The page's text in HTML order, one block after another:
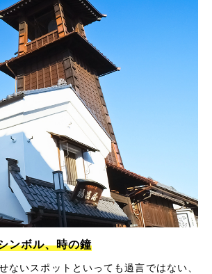
ンボル、時の鐘
ないスポットといっても過言ではない、